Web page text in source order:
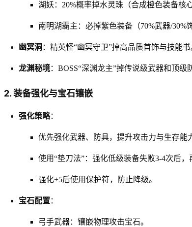
湖妖：20%概率掉水灵珠（合成橙色装备核
南明湖霸主：必掉紫色装备（70%武器/30%
幽冥洞 ：精英怪“幽冥守卫”掉高品质首饰与技能书
龙渊秘境：BOSS“深渊龙主”掉传说级武器和顶级
2. 装备强化与宝石镶嵌
强化策略：
优先强化武器、防具，提升攻击力与生存能
使用“垫刀法”：强化低级装备失败3-4次后，
强化+5后使用保护符，防止降级。
宝石配置：
弓手武器：镶嵌物理攻击宝石。